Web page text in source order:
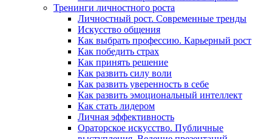
Тренинги личностного роста
Личностный рост. Современные тренды
Искусство общения
Как выбрать профессию. Карьерный рост
Как победить страх
Как принять решение
Как развить силу воли
Как развить уверенность в себе
Как развить эмоциональный интеллект
Как стать лидером
Личная эффективность
Ораторское искусство. Публичные